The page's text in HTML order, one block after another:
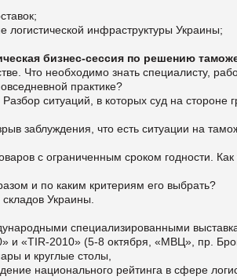
логистической инфраструктуры Украины;
бизнес-сессия по решению
Что необходимо знать специалисту,
практике?
ситуаций, в которых суд на стороне
заблуждения, что есть ситуации на
с ограниченным сроком годности. Как
и по каким критериям его выбрать?
Украины.
специализированными
и «TIR-2010» (5-8 октября, «МВЦ», пр.
и круглые столы,
национального рейтинга в сфере